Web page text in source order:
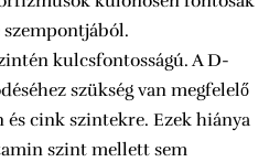
szempontjából.
kulcsfontosságú. A D-
szükség van megfelelő
cink szintekre. Ezek hiánya
szint mellett sem